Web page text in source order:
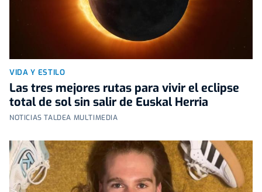
VIDA Y ESTILO
Las tres mejores rutas para vivir el eclipse
total de sol sin salir de Euskal Herria
NOTICIAS TALDEA MULTIMEDIA